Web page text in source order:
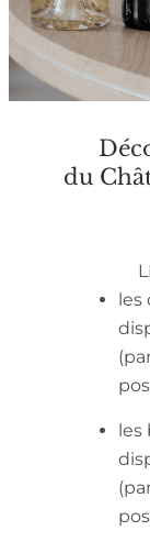
du
les
les